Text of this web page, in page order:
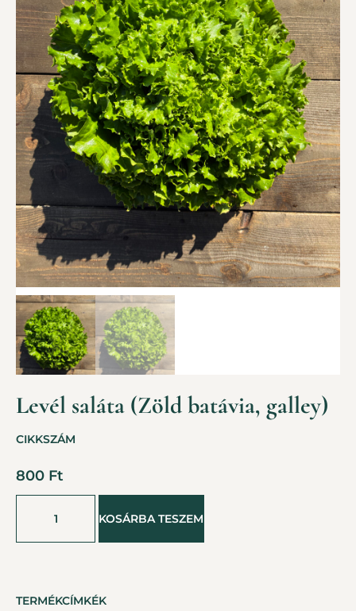
Levél saláta (Zöld batávia, galley)
CIKKSZÁM
800 Ft
KOSÁRBA TESZEM
TERMÉKCÍMKÉK